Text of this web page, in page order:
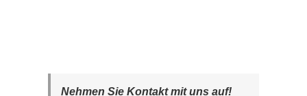
Nehmen Sie Kontakt mit uns auf!